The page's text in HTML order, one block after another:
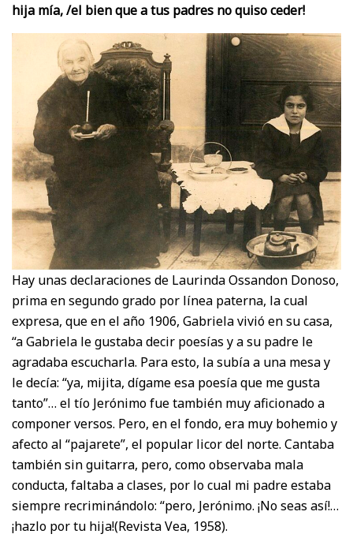
hija mía, /el bien que a tus padres no quiso ceder!
Hay unas declaraciones de Laurinda Ossandon Donoso,
prima en segundo grado por línea paterna, la cual
expresa, que en el año 1906, Gabriela vivió en su casa,
“a Gabriela le gustaba decir poesías y a su padre le
agradaba escucharla. Para esto, la subía a una mesa y
le decía: “ya, mijita, dígame esa poesía que me gusta
tanto”… el tío Jerónimo fue también muy aficionado a
componer versos. Pero, en el fondo, era muy bohemio y
afecto al “pajarete”, el popular licor del norte. Cantaba
también sin guitarra, pero, como observaba mala
conducta, faltaba a clases, por lo cual mi padre estaba
siempre recriminándolo: “pero, Jerónimo. ¡No seas así!…
¡hazlo por tu hija!(Revista Vea, 1958).